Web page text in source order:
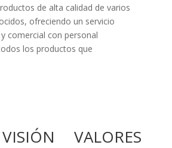
de alta calidad de varios
ofreciendo un servicio
comercial con personal
los productos que
VISIÓN VALORES